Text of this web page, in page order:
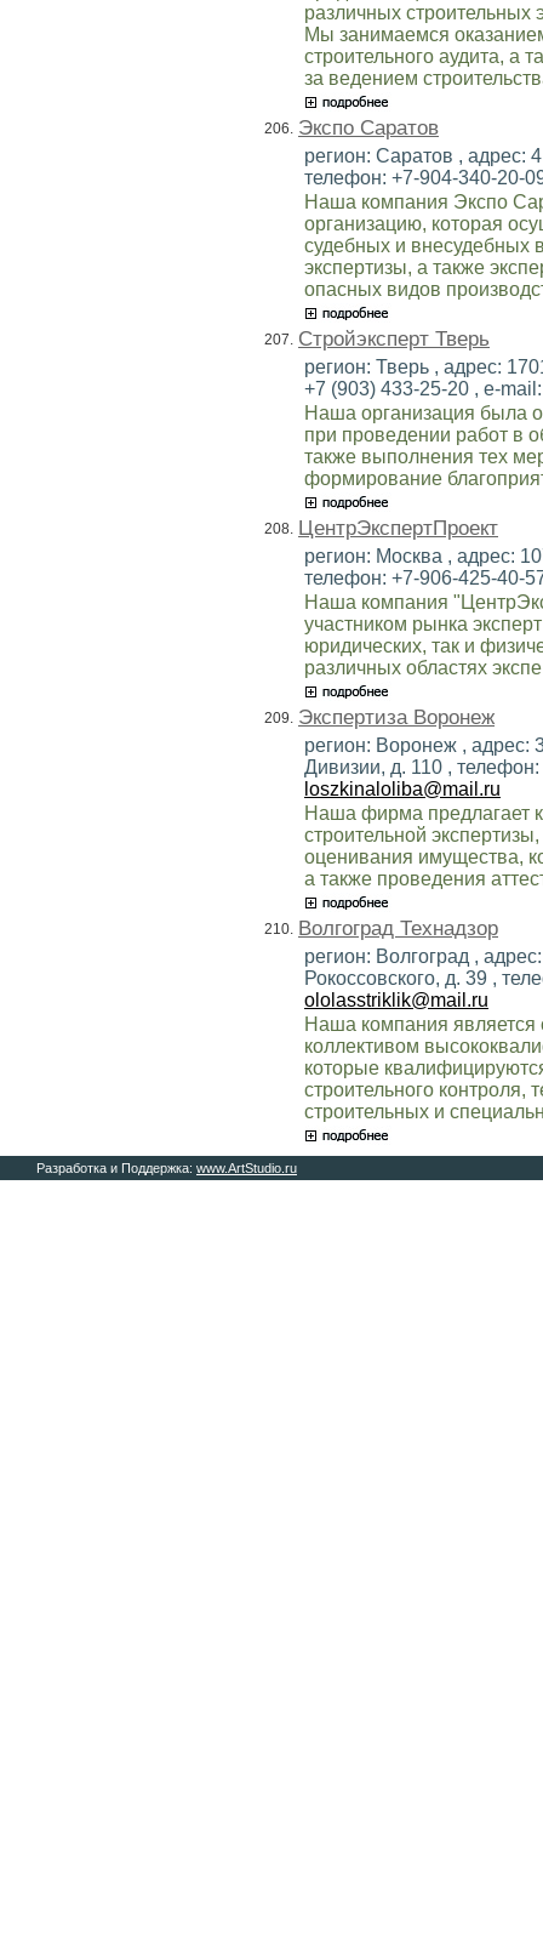
различных строительных
Мы занимаемся
строительного аудита, а
за ведением
206. Экспо Саратов
регион: Саратов , адрес:
телефон: +7-904-340-20-
Наша компания Экспо
организацию, которая
судебных и внесудебных
экспертизы, а также
опасных видов
207. Стройэксперт Тверь
регион: Тверь , адрес:
+7 (903) 433-25-20 , e-
Наша организация была
при проведении работ в
также выполнения тех
формирование
208. ЦентрЭкспертПроект
регион: Москва , адрес:
телефон: +7-906-425-40-
Наша компания
участником рынка
юридических, так и
различных областях
209. Экспертиза Воронеж
регион: Воронеж , адрес:
Дивизии, д. 110 ,
loszkinaloliba@mail.ru
Наша фирма предлагает
строительной
оценивания имущества,
а также проведения
210. Волгоград Технадзор
регион: Волгоград ,
Рокоссовского, д. 39 ,
ololasstriklik@mail.ru
Наша компания является
коллективом
которые
строительного контроля,
строительных и
Разработка и Поддержка: www.ArtStudio.ru